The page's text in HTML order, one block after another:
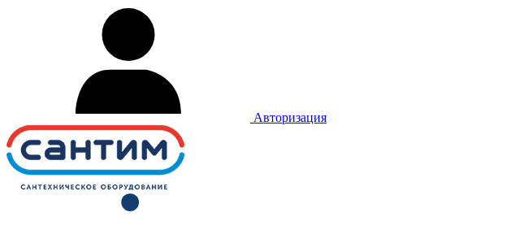
Авторизация